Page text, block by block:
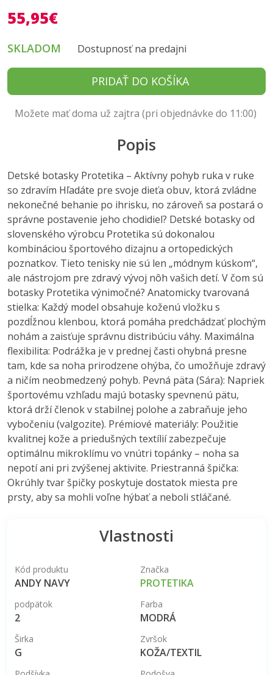
55,95€
SKLADOM Dostupnosť na predajni
PRIDAŤ DO KOŠÍKA
Možete mať doma už zajtra (pri objednávke do 11:00)
Popis
Detské botasky Protetika – Aktívny pohyb ruka v ruke
so zdravím Hľadáte pre svoje dieťa obuv, ktorá zvládne
nekonečné behanie po ihrisku, no zároveň sa postará o
správne postavenie jeho chodidiel? Detské botasky od
slovenského výrobcu Protetika sú dokonalou
kombináciou športového dizajnu a ortopedických
poznatkov. Tieto tenisky nie sú len „módnym kúskom“,
ale nástrojom pre zdravý vývoj nôh vašich detí. V čom sú
botasky Protetika výnimočné? Anatomicky tvarovaná
stielka: Každý model obsahuje koženú vložku s
pozdĺžnou klenbou, ktorá pomáha predchádzať plochým
nohám a zaisťuje správnu distribúciu váhy. Maximálna
flexibilita: Podrážka je v prednej časti ohybná presne
tam, kde sa noha prirodzene ohýba, čo umožňuje zdravý
a ničím neobmedzený pohyb. Pevná päta (Sára): Napriek
športovému vzhľadu majú botasky spevnenú pätu,
ktorá drží členok v stabilnej polohe a zabraňuje jeho
vybočeniu (valgozite). Prémiové materiály: Použitie
kvalitnej kože a priedušných textílií zabezpečuje
optimálnu mikroklímu vo vnútri topánky – noha sa
nepotí ani pri zvýšenej aktivite. Priestranná špička:
Okrúhly tvar špičky poskytuje dostatok miesta pre
prsty, aby sa mohli voľne hýbať a neboli stláčané.
Vlastnosti
Kód produktu
ANDY NAVY
Značka
PROTETIKA
podpätok
2
Farba
MODRÁ
Širka
G
Zvršok
KOŽA/TEXTIL